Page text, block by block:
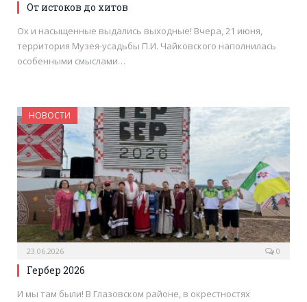
От истоков до хитов
Ох и насыщенные выдались выходные! Вчера, 21 июня,
территория Музея-усадьбы П.И. Чайковского наполнилась
особенными смыслами…
НОВОСТИ
23.06.2026 0
Гербер 2026
И мы там были! В Глазовском районе, в окрестностях